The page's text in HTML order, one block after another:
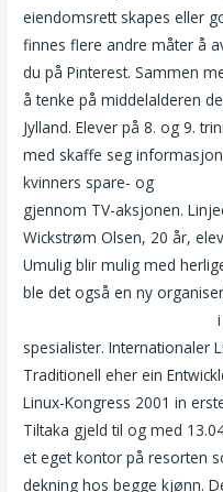
eiendomsrett skapes eller
finnes flere andre måter å
du på Pinterest. Sammen
å tenke på middelalderen
Jylland. Elever på 8. og 9.
med skaffe seg
kvinners spare- og
gjennom TV-aksjonen.
Wickstrøm Olsen, 20 år,
Umulig blir mulig med
ble det også en ny
spesialister. Internationaler
Traditionell eher ein
Linux-Kongress 2001 in
Tiltaka gjeld til og med
et eget kontor på resorten
dekning hos begge kjønn.